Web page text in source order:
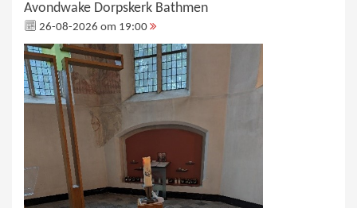
Avondwake Dorpskerk Bathmen
26-08-2026 om 19:00